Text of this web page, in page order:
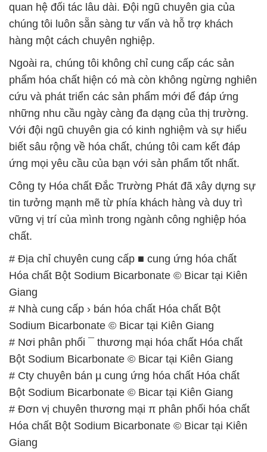
quan hệ đối tác lâu dài. Đội ngũ chuyên gia của
chúng tôi luôn sẵn sàng tư vấn và hỗ trợ khách
hàng một cách chuyên nghiệp.
Ngoài ra, chúng tôi không chỉ cung cấp các sản
phẩm hóa chất hiện có mà còn không ngừng nghiên
cứu và phát triển các sản phẩm mới để đáp ứng
những nhu cầu ngày càng đa dạng của thị trường.
Với đội ngũ chuyên gia có kinh nghiệm và sự hiểu
biết sâu rộng về hóa chất, chúng tôi cam kết đáp
ứng mọi yêu cầu của bạn với sản phẩm tốt nhất.
Công ty Hóa chất Đắc Trường Phát đã xây dựng sự
tin tưởng mạnh mẽ từ phía khách hàng và duy trì
vững vị trí của mình trong ngành công nghiệp hóa
chất.
# Địa chỉ chuyên cung cấp ■ cung ứng hóa chất
Hóa chất Bột Sodium Bicarbonate © Bicar tại Kiên
Giang
# Nhà cung cấp › bán hóa chất Hóa chất Bột
Sodium Bicarbonate © Bicar tại Kiên Giang
# Nơi phân phối ¯ thương mại hóa chất Hóa chất
Bột Sodium Bicarbonate © Bicar tại Kiên Giang
# Cty chuyên bán µ cung ứng hóa chất Hóa chất
Bột Sodium Bicarbonate © Bicar tại Kiên Giang
# Đơn vị chuyên thương mại π phân phối hóa chất
Hóa chất Bột Sodium Bicarbonate © Bicar tại Kiên
Giang